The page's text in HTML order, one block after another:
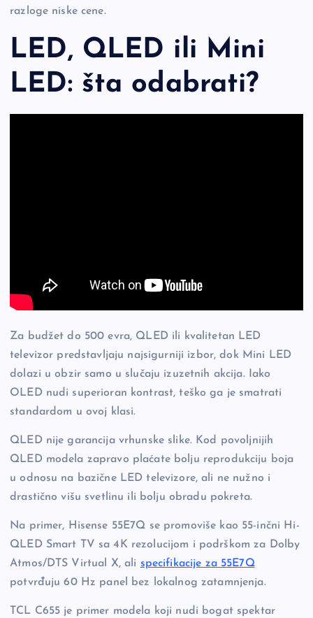
razloge niske cene.
LED, QLED ili Mini
LED: šta odabrati?
Za budžet do 500 evra, QLED ili kvalitetan LED
televizor predstavljaju najsigurniji izbor, dok Mini LED
dolazi u obzir samo u slučaju izuzetnih akcija. Iako
OLED nudi superioran kontrast, teško ga je smatrati
standardom u ovoj klasi.
QLED nije garancija vrhunske slike. Kod povoljnijih
QLED modela zapravo plaćate bolju reprodukciju boja
u odnosu na bazične LED televizore, ali ne nužno i
drastično višu svetlinu ili bolju obradu pokreta.
Na primer, Hisense 55E7Q se promoviše kao 55-inčni Hi-
QLED Smart TV sa 4K rezolucijom i podrškom za Dolby
Atmos/DTS Virtual X, ali specifikacije za 55E7Q
potvrđuju 60 Hz panel bez lokalnog zatamnjenja.
TCL C655 je primer modela koji nudi bogat spektar